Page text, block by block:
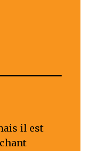
il est